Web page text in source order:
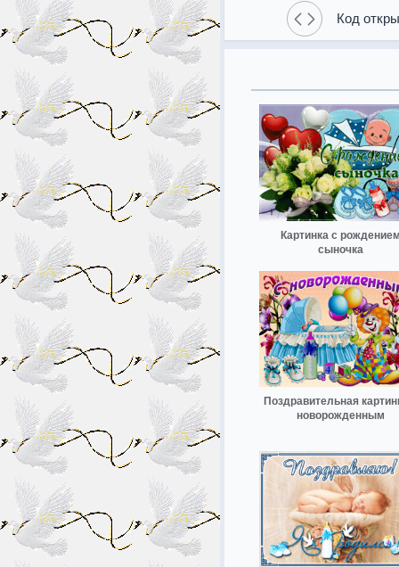
Код
Картинка с
сыночка
Поздравительная
новорожденным